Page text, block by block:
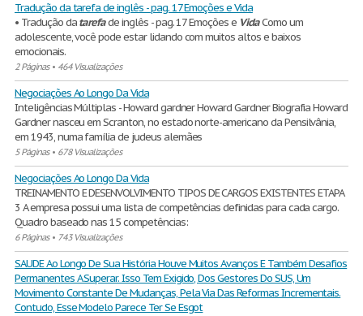
Tradução da tarefa de inglês - pag. 17 Emoções e Vida
• Tradução datarefade inglês - pag. 17 Emoções e VidaComo um
adolescente, você pode estar lidando com muitos altos e baixos
emocionais.
2 Páginas• 464 Visualizações
Negociações Ao Longo Da Vida
Inteligências Múltiplas - Howard gardner Howard Gardner Biografia Howard
Gardner nasceu em Scranton, no estado norte-americano da Pensilvânia,
em 1943, numa família de judeus alemães
5 Páginas• 678 Visualizações
Negociações Ao Longo Da Vida
TREINAMENTO E DESENVOLVIMENTO TIPOS DE CARGOS EXISTENTES ETAPA
3 A empresa possui uma lista de competências definidas para cada cargo.
Quadro baseado nas 15 competências:
6 Páginas• 743 Visualizações
SAUDE Ao Longo De Sua História Houve Muitos Avanços E Também Desafios
Permanentes A Superar. Isso Tem Exigido, Dos Gestores Do SUS, Um
Movimento Constante De Mudanças, Pela Via Das Reformas Incrementais.
Contudo, Esse Modelo Parece Ter Se Esgot